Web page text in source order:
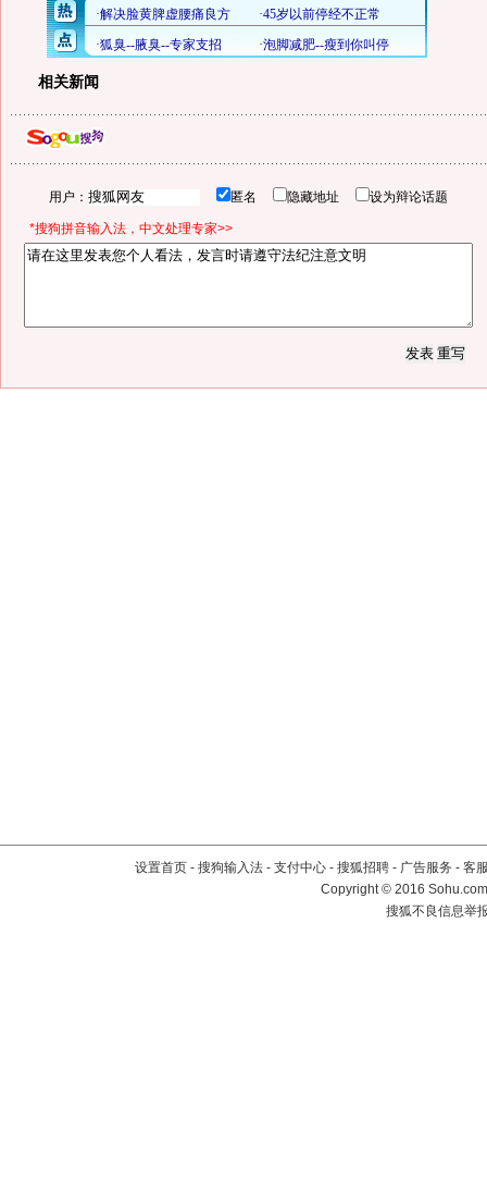
相关新闻
用户： 匿名 隐藏地址 设为辩论话题
*搜狗拼音输入法，中文处理专家>>
设置首页 - 搜狗输入法 - 支付中心 - 搜狐招聘 - 广告服务 - 客
Copyright©2016
搜狐不良信息举